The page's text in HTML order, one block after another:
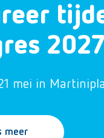
mei in
meer